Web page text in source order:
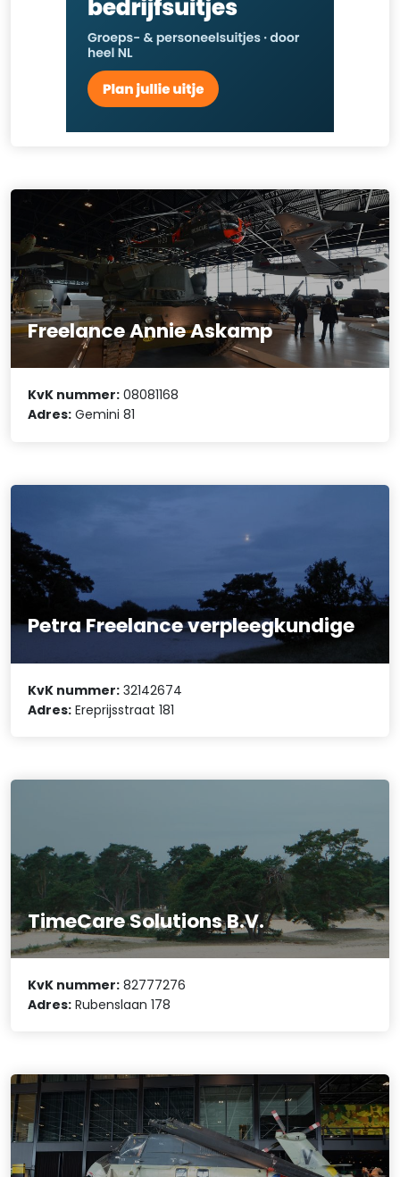
Freelance Annie Askamp
KvK nummer: 08081168
Adres: Gemini 81
Petra Freelance verpleegkundige
KvK nummer: 32142674
Adres: Ereprijsstraat 181
TimeCare Solutions B.V.
KvK nummer: 82777276
Adres: Rubenslaan 178